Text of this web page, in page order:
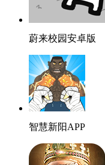
蔚来校园安卓版
智慧新阳APP